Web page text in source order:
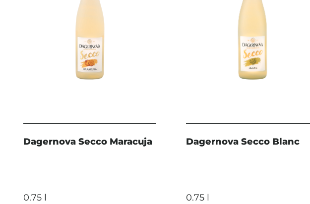
Dagernova Secco Maracuja
0.75 l
Dagernova Secco Blanc
0.75 l